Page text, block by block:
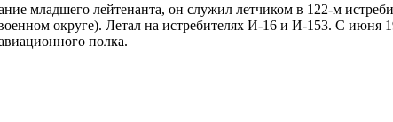
младшего лейтенанта, он служил летчиком в 122-м
округе). Летал на истребителях И-16 и И-153. С июня
полка.